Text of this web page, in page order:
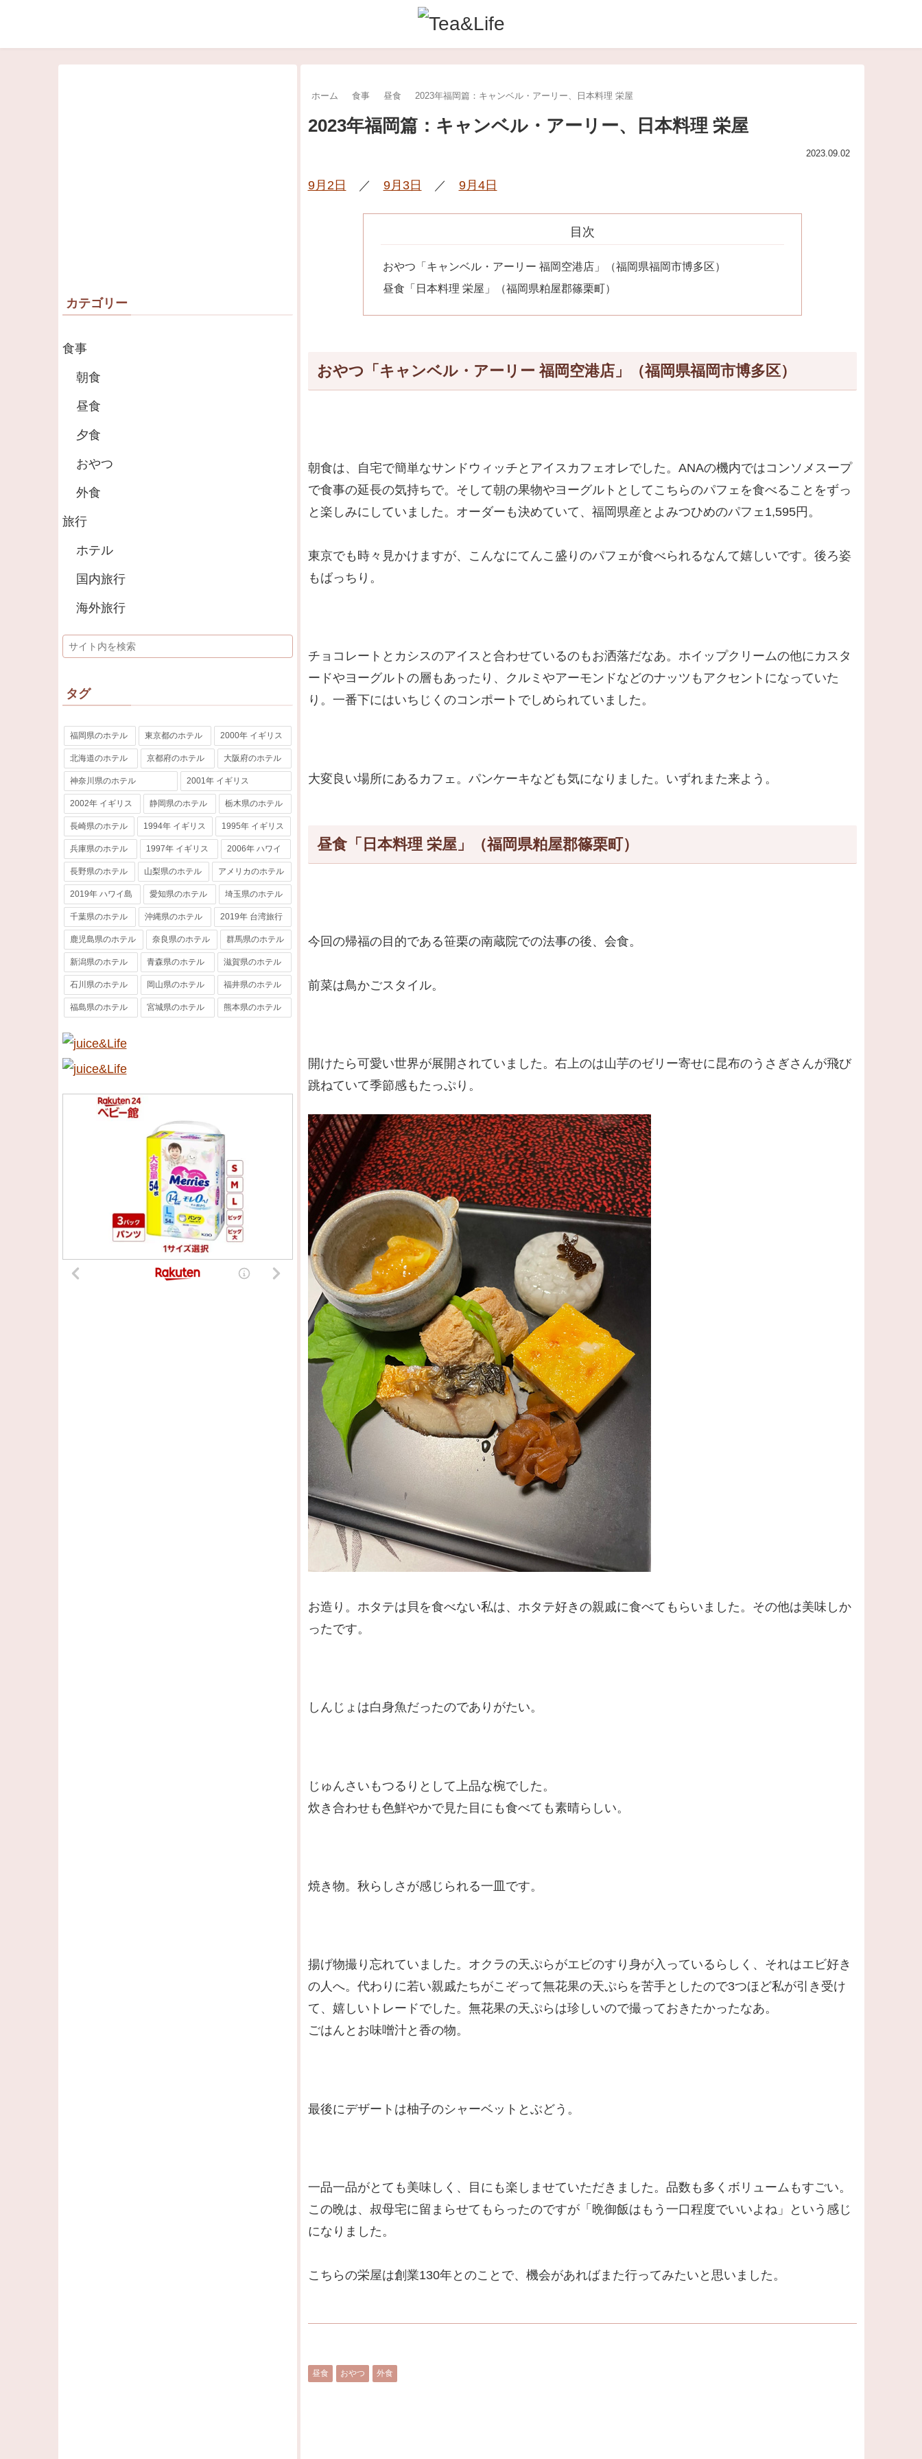
ホーム 食事 昼食 2023年福岡篇：キャンベル・アーリー、日本料理 栄屋
2023年福岡篇：キャンベル・アーリー、日本料理 栄屋
2023.09.02
9月2日 ／ 9月3日 ／ 9月4日
目次
おやつ「キャンベル・アーリー 福岡空港店」（福岡県福岡市博多区）
昼食「日本料理 栄屋」（福岡県粕屋郡篠栗町）
おやつ「キャンベル・アーリー 福岡空港店」（福岡県福岡市博多区）
朝食は、自宅で簡単なサンドウィッチとアイスカフェオレでした。ANAの機内ではコンソメスープ
で食事の延長の気持ちで。そして朝の果物やヨーグルトとしてこちらのパフェを食べることをずっ
と楽しみにしていました。オーダーも決めていて、福岡県産とよみつひめのパフェ1,595円。
東京でも時々見かけますが、こんなにてんこ盛りのパフェが食べられるなんて嬉しいです。後ろ姿
もばっちり。
チョコレートとカシスのアイスと合わせているのもお洒落だなあ。ホイップクリームの他にカスタ
ードやヨーグルトの層もあったり、クルミやアーモンドなどのナッツもアクセントになっていた
り。一番下にはいちじくのコンポートでしめられていました。
大変良い場所にあるカフェ。パンケーキなども気になりました。いずれまた来よう。
昼食「日本料理 栄屋」（福岡県粕屋郡篠栗町）
今回の帰福の目的である笹栗の南蔵院での法事の後、会食。
前菜は鳥かごスタイル。
開けたら可愛い世界が展開されていました。右上のは山芋のゼリー寄せに昆布のうさぎさんが飛び
跳ねていて季節感もたっぷり。
お造り。ホタテは貝を食べない私は、ホタテ好きの親戚に食べてもらいました。その他は美味しか
ったです。
しんじょは白身魚だったのでありがたい。
じゅんさいもつるりとして上品な椀でした。
炊き合わせも色鮮やかで見た目にも食べても素晴らしい。
焼き物。秋らしさが感じられる一皿です。
揚げ物撮り忘れていました。オクラの天ぷらがエビのすり身が入っているらしく、それはエビ好き
の人へ。代わりに若い親戚たちがこぞって無花果の天ぷらを苦手としたので3つほど私が引き受け
て、嬉しいトレードでした。無花果の天ぷらは珍しいので撮っておきたかったなあ。
ごはんとお味噌汁と香の物。
最後にデザートは柚子のシャーベットとぶどう。
一品一品がとても美味しく、目にも楽しませていただきました。品数も多くボリュームもすごい。
この晩は、叔母宅に留まらせてもらったのですが「晩御飯はもう一口程度でいいよね」という感じ
になりました。
こちらの栄屋は創業130年とのことで、機会があればまた行ってみたいと思いました。
昼食 おやつ 外食
カテゴリー
食事
朝食
昼食
夕食
おやつ
外食
旅行
ホテル
国内旅行
海外旅行
タグ
福岡県のホテル 東京都のホテル 2000年 イギリス
北海道のホテル 京都府のホテル 大阪府のホテル
神奈川県のホテル 2001年 イギリス
2002年 イギリス 静岡県のホテル 栃木県のホテル
長崎県のホテル 1994年 イギリス 1995年 イギリス
兵庫県のホテル 1997年 イギリス 2006年 ハワイ
長野県のホテル 山梨県のホテル アメリカのホテル
2019年 ハワイ島 愛知県のホテル 埼玉県のホテル
千葉県のホテル 沖縄県のホテル 2019年 台湾旅行
鹿児島県のホテル 奈良県のホテル 群馬県のホテル
新潟県のホテル 青森県のホテル 滋賀県のホテル
石川県のホテル 岡山県のホテル 福井県のホテル
福島県のホテル 宮城県のホテル 熊本県のホテル